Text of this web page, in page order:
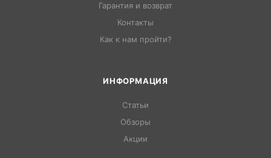
Гарантия и возврат
Контакты
Как к нам пройти?
ИНФОРМАЦИЯ
Статьи
Обзоры
Акции